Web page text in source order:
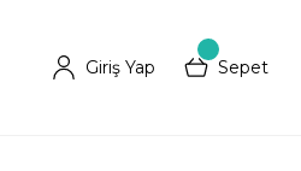
Giriş Yap Sepet